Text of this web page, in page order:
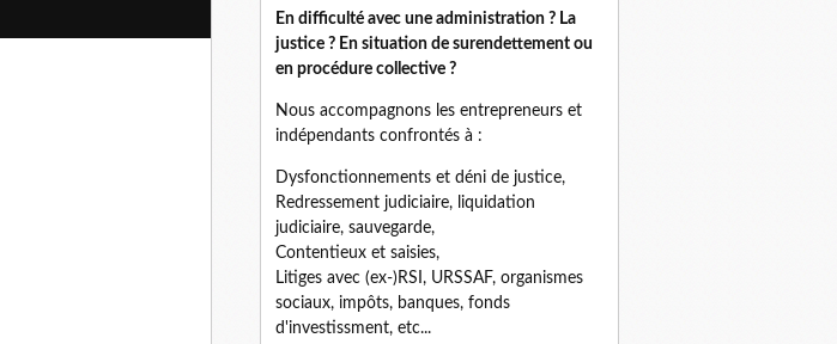
En difficulté avec une administration ? La
justice ? En situation de surendettement ou
en procédure collective ?
Nous accompagnons les entrepreneurs et
indépendants confrontés à :
Dysfonctionnements et déni de justice,
Redressement judiciaire, liquidation
judiciaire, sauvegarde,
Contentieux et saisies,
Litiges avec (ex-)RSI, URSSAF, organismes
sociaux, impôts, banques, fonds
d'investissment, etc...